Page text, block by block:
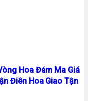
Hoa Đám Ma Giá
Điên Hoa Giao Tận